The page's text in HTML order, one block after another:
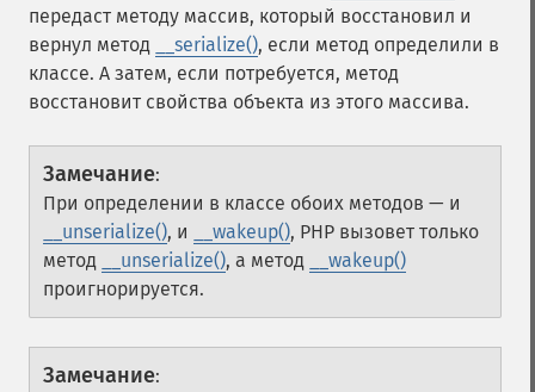
передаст методу массив, который восстановил и
вернул метод
__serialize(), если метод определили в
классе. А затем, если потребуется, метод
восстановит свойства объекта из этого массива.
Замечание:
При определении в классе обоих методов — и
__unserialize(), и __wakeup(), PHP вызовет только
метод
__unserialize(), а метод
__wakeup()
проигнорируется.
Замечание: